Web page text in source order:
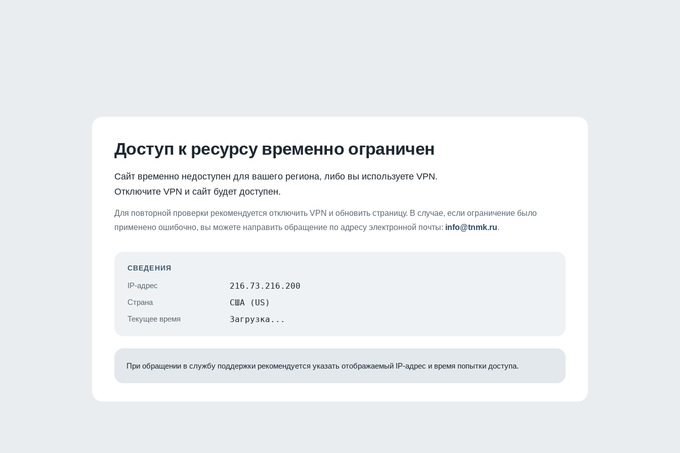
Доступ к ресурсу временно ограничен
Сайт временно недоступен для вашего региона, либо вы используете VPN.
Отключите VPN и сайт будет доступен.
Для повторной проверки рекомендуется отключить VPN и обновить страницу. В случае, если ограничение было
применено ошибочно, вы можете направить обращение по адресу электронной почты: info@tnmk.ru.
СВЕДЕНИЯ
IP-адрес 216.73.216.200
Страна США (US)
Текущее время Загрузка...
При обращении в службу поддержки рекомендуется указать отображаемый IP-адрес и время попытки доступа.